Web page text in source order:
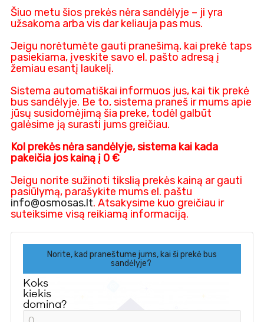
Šiuo metu šios prekės nėra sandėlyje – ji yra
užsakoma arba vis dar keliauja pas mus.
Jeigu norėtumėte gauti pranešimą, kai prekė taps
pasiekiama, įveskite savo el. pašto adresą į
žemiau esantį laukelį.
Sistema automatiškai informuos jus, kai tik prekė
bus sandėlyje. Be to, sistema praneš ir mums apie
jūsų susidomėjimą šia preke, todėl galbūt
galėsime ją surasti jums greičiau.
Kol prekės nėra sandėlyje, sistema kai kada
pakeičia jos kainą į 0 €
Jeigu norite sužinoti tikslią prekės kainą ar gauti
pasiūlymą, parašykite mums el. paštu
info@osmosas.lt. Atsakysime kuo greičiau ir
suteiksime visą reikiamą informaciją.
Norite, kad praneštume jums, kai ši prekė bus
sandėlyje?
Koks
kiekis
domina?